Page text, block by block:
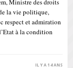
Ministre des droits
la vie politique,
respect et admiration
à la condition
IL Y A 14 ANS